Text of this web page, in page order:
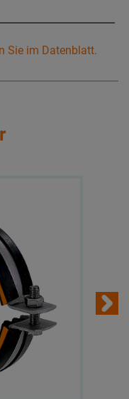
Sie im Datenblatt.